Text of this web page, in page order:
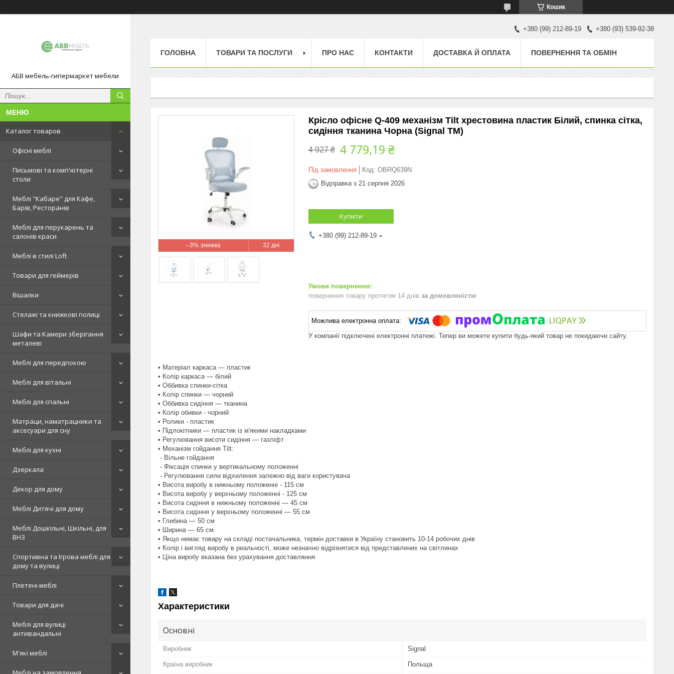
Кошик
АБВ мебель-гипермаркет мебели
Каталог товаров
Офісні меблі
Письмові та комп'ютерні
столи
Меблі "Кабаре" для Кафе,
Барів, Ресторанів
Меблі для перукарень та
салонів краси
Меблі в стилі Loft
Товари для геймерів
Вішалки
Стелажі та книжкові полиці
Шафи та Камери зберігання
металеві
Меблі для передпокою
Меблі для вітальні
Меблі для спальні
Матраци, наматрацники та
аксесуари для сну
Меблі для кухні
Дзеркала
Декор для дому
Меблі Дитячі для дому
Меблі Дошкільні, Шкільні, для
ВНЗ
Спортивна та Ігрова меблі для
дому та вулиці
Плетені меблі
Товари для дачі
Меблі для вулиці
антивандальні
М'які меблі
+380 (99) 212-89-19 +380 (93) 539-92-38
ГОЛОВНА ТОВАРИ ТА ПОСЛУГИ ПРО НАС КОНТАКТИ ДОСТАВКА Й ОПЛАТА ПОВЕРНЕННЯ ТА ОБМІН
–3% 32 дні
Крісло офісне Q-409 механізм Tilt хрестовина пластик Білий, спинка сітка,
сидіння тканина Чорна (Signal ТМ)
4 927 ₴ 4 779,19 ₴
Під замовлення Код: OBRQ639N
Відправка з 21 серпня 2026
Купити
+380 (99) 212-89-19
повернення товару протягом 14 днів за домовленістю
У компанії підключені електронні платежі. Тепер ви можете купити будь-який товар не покидаючи сайту.
• Матеріал каркаса — пластик
• Колір каркаса — білий
• Оббивка спинки-сітка
• Колір спинки — чорний
• Оббивка сидіння — тканина
• Колір обивки - чорний
• Ролики - пластик
• Підлокітники — пластик із м'якими накладками
• Регулювання висоти сидіння — газліфт
• Механізм гойдання Tilt:
- Вільне гойдання
- Фіксація спинки у вертикальному положенні
- Регулювання сили відхилення залежно від ваги користувача
• Висота виробу в нижньому положенні - 115 см
• Висота виробу у верхньому положенні - 125 см
• Висота сидіння в нижньому положенні — 45 см
• Висота сидіння у верхньому положенні — 55 см
• Глибина — 50 см
• Ширина — 65 см
• Якщо немає товару на складі постачальника, термін доставки в Україну становить 10-14 робочих днів
• Колір і вигляд виробу в реальності, може незначно відрізнятися від представлених на світлинах
• Ціна виробу вказана без урахування доставляння
Характеристики
Основні
Виробник Signal
Країна виробник Польща